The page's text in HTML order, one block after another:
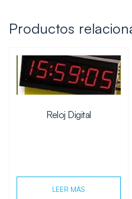
Productos
Reloj Digital
LEER MÁS